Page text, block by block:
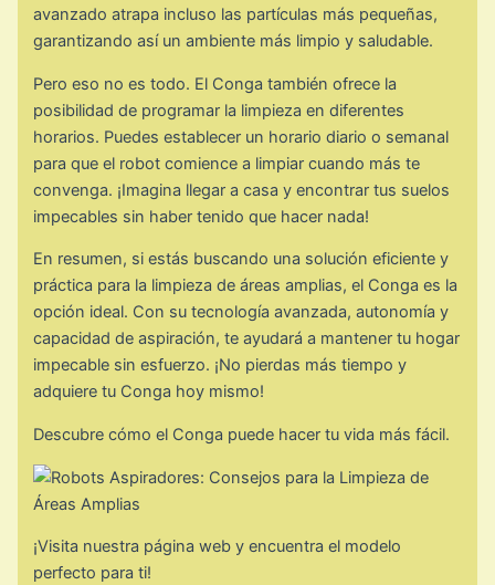
avanzado atrapa incluso las partículas más pequeñas,
garantizando así un ambiente más limpio y saludable.
Pero eso no es todo. El Conga también ofrece la
posibilidad de programar la limpieza en diferentes
horarios. Puedes establecer un horario diario o semanal
para que el robot comience a limpiar cuando más te
convenga. ¡Imagina llegar a casa y encontrar tus suelos
impecables sin haber tenido que hacer nada!
En resumen, si estás buscando una solución eficiente y
práctica para la limpieza de áreas amplias, el Conga es la
opción ideal. Con su tecnología avanzada, autonomía y
capacidad de aspiración, te ayudará a mantener tu hogar
impecable sin esfuerzo. ¡No pierdas más tiempo y
adquiere tu Conga hoy mismo!
Descubre cómo el Conga puede hacer tu vida más fácil.
¡Visita nuestra página web y encuentra el modelo
perfecto para ti!